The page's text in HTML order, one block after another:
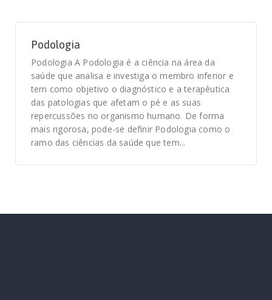
Podologia
Podologia A Podologia é a ciência na área da
saúde que analisa e investiga o membro inferior e
tem como objetivo o diagnóstico e a terapêutica
das patologias que afetam o pé e as suas
repercussões no organismo humano. De forma
mais rigorosa, pode-se definir Podologia como o
ramo das ciências da saúde que tem...